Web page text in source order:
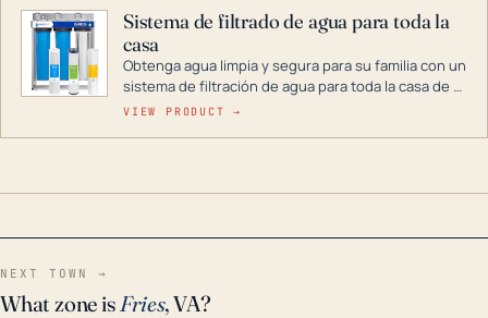
Sistema de filtrado de agua para toda la
casa
Obtenga agua limpia y segura para su familia con un
sistema de filtración de agua para toda la casa de 3
etapas. La tecnología avanzada de este filtro
en situaciones de emergencia.
VIEW PRODUCT →
NEXT TOWN →
What zone isFries, VA?